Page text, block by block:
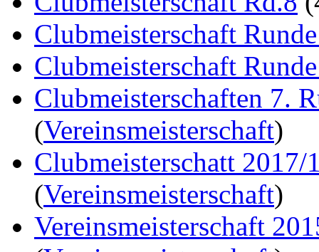
Clubmeisterschaft
Clubmeisterschaft
Clubmeisterschaften 7.
(Vereinsmeisterschaft)
Clubmeisterschatt 2017/
(Vereinsmeisterschaft)
Vereinsmeisterschaft